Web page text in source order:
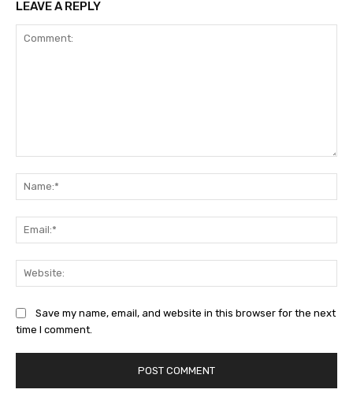
LEAVE A REPLY
Save my name, email, and website in this browser for the next
time I comment.